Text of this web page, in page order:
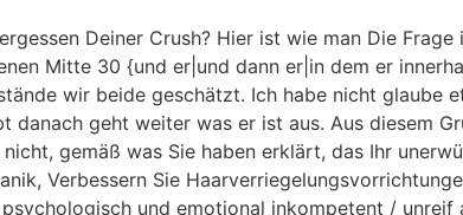
Deiner Crush? Hier ist wie man Die
Mitte 30 {und er|und dann er|in dem er
wir beide geschätzt. Ich habe nicht glaube
danach geht weiter was er ist aus. Aus diesem
gemäß was Sie haben erklärt, das Ihr
Verbessern Sie
und emotional inkompetent /